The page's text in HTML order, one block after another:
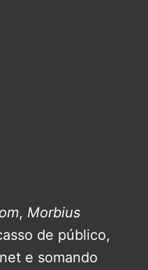
, Morbius
de público,
e somando